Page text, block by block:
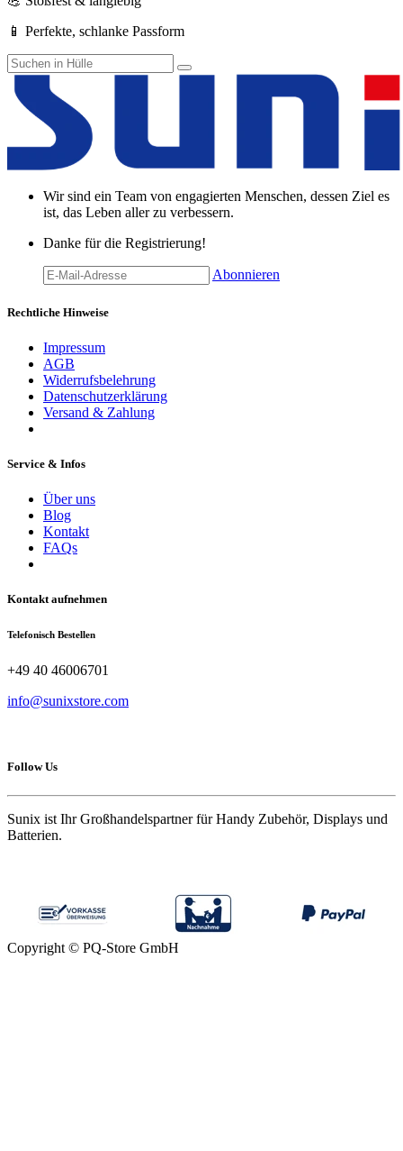
📱 Perfekte, schlanke Passform
Wir sind ein Team von engagierten Menschen, dessen Ziel es
ist, das Leben aller zu verbessern.
Danke für die Registrierung!
Abonnieren
Rechtliche Hinweise
Impressum
AGB
Widerrufsbelehrung
Datenschutzerklärung
Versand & Zahlung
Service & Infos
Über uns
Blog
Kontakt
FAQs
Kontakt aufnehmen
Telefonisch Bestellen
+49 40 46006701
info@sunixstore.com
Follow Us
Sunix ist Ihr Großhandelspartner für Handy Zubehör, Displays und
Batterien.
Copyright © PQ-Store GmbH